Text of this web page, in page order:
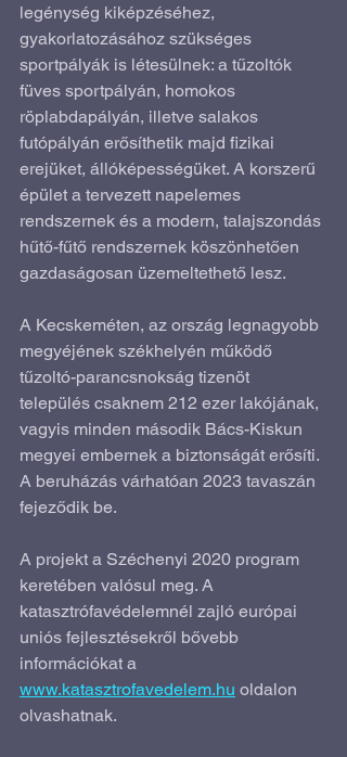
legénység kiképzéséhez,
gyakorlatozásához szükséges
sportpályák is létesülnek: a tűzoltók
füves sportpályán, homokos
röplabdapályán, illetve salakos
futópályán erősíthetik majd fizikai
erejüket, állóképességüket. A korszerű
épület a tervezett napelemes
rendszernek és a modern, talajszondás
hűtő-fűtő rendszernek köszönhetően
gazdaságosan üzemeltethető lesz.
A Kecskeméten, az ország legnagyobb
megyéjének székhelyén működő
tűzoltó-parancsnokság tizenöt
település csaknem 212 ezer lakójának,
vagyis minden második Bács-Kiskun
megyei embernek a biztonságát erősíti.
A beruházás várhatóan 2023 tavaszán
fejeződik be.
A projekt a Széchenyi 2020 program
keretében valósul meg. A
katasztrófavédelemnél zajló európai
uniós fejlesztésekről bővebb
információkat a
www.katasztrofavedelem.hu oldalon
olvashatnak.